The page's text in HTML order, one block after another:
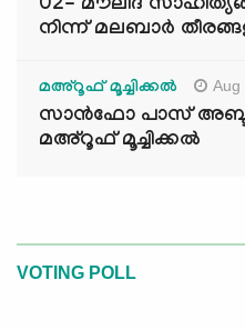
02- മൗലിദ്
നിന്ന് മലബാർ
മഅ്റൂഫ് മൂച്ചിക്കല്‍ Aug
സാൻഫോ പാസ്
മഅ്റൂഫ് മൂച്ചിക്കല്‍
VOTING POLL